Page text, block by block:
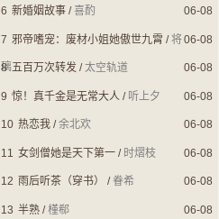
06-08
6 新婚姻故事 /喜酌
06-08
7 邪帝嗜宠：废材小姐她傲世九霄 /将
璃 06-08
8 五百万次转发 /太空轨道
06-08
9 惊！真千金是无常大人 / 听上夕
06-08
10 热恋我 /余北欢
06-08
11 女剑僧她是天下第一 / 时熠枝
06-08
12 雨后听茶（穿书） / 眷希
06-08
13 半熟 /槿郗